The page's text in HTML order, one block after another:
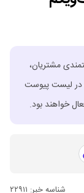
مشتریان،
در لیست پیوست
خواهند بود.
شناسه خبر: ۲۲۹۱۱